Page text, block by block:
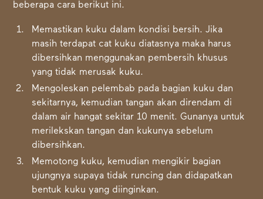
beberapa cara berikut ini.
Memastikan kuku dalam kondisi bersih. Jika
masih terdapat cat kuku diatasnya maka harus
dibersihkan menggunakan pembersih khusus
yang tidak merusak kuku.
Mengoleskan pelembab pada bagian kuku dan
sekitarnya, kemudian tangan akan direndam di
dalam air hangat sekitar 10 menit. Gunanya untuk
merilekskan tangan dan kukunya sebelum
dibersihkan.
Memotong kuku, kemudian mengikir bagian
ujungnya supaya tidak runcing dan didapatkan
bentuk kuku yang diinginkan.